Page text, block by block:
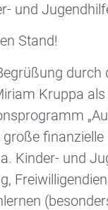
und
Stand!
Kruppa
Kinder- und